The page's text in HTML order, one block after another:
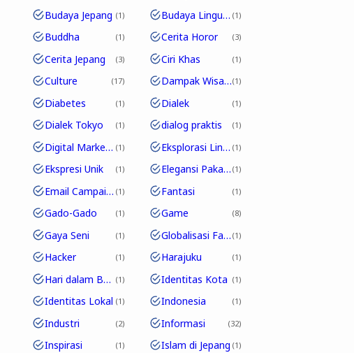
Budaya Jepang 1 Budaya Linguistik 1
Buddha 1 Cerita Horor 3
Cerita Jepang 3 Ciri Khas 1
Culture 17 Dampak Wisata 1
Diabetes 1 Dialek 1
Dialek Tokyo 1 dialog praktis 1
Digital Marketing 1 Eksplorasi Linguistik 1
Ekspresi Unik 1 Elegansi Pakaian 1
Email Campaign 1 Fantasi 1
Gado-Gado 1 Game 8
Gaya Seni 1 Globalisasi Fashion 1
Hacker 1 Harajuku 1
Hari dalam Bahasa Jepang 1 Identitas Kota 1
Identitas Lokal 1 Indonesia 1
Industri 2 Informasi 32
Inspirasi 1 Islam di Jepang 1